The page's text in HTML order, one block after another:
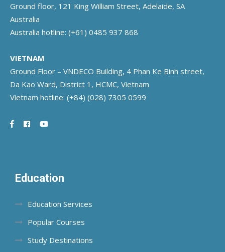
Ground floor, 121 King William Street, Adelaide, SA
Australia
Australia hotline: (+61) 0485 937 868
VIETNAM
Ground Floor – VNDECO Building, 4 Phan Ke Binh street,
Da Kao Ward, District 1, HCMC, Vietnam
Vietnam hotline: (+84) (028) 7305 0599
Education
Education Services
Popular Courses
Study Destinations